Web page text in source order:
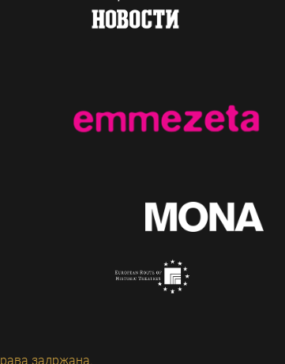
задржана.